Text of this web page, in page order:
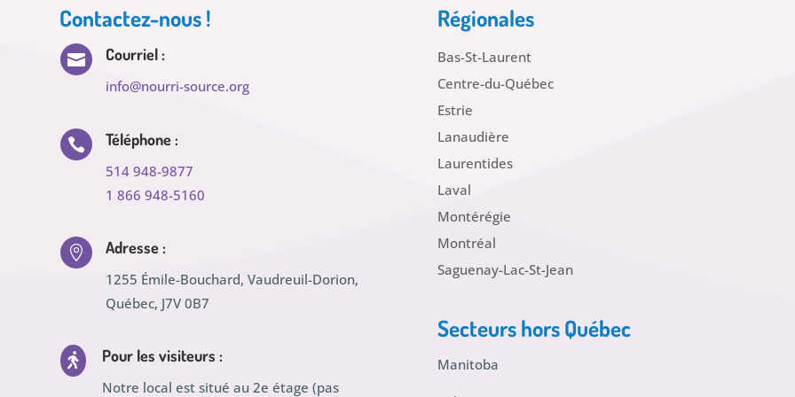
Contactez-nous !
 Courriel :
info@nourri-source.org
 Téléphone :
514 948-9877
1 866 948-5160
 Adresse :
1255 Émile-Bouchard, Vaudreuil-Dorion,
Québec, J7V 0B7
 Pour les visiteurs :
Notre local est situé au 2e étage (pas
Régionales
Bas-St-Laurent
Centre-du-Québec
Estrie
Lanaudière
Laurentides
Laval
Montérégie
Montréal
Saguenay-Lac-St-Jean
Secteurs hors Québec
Manitoba